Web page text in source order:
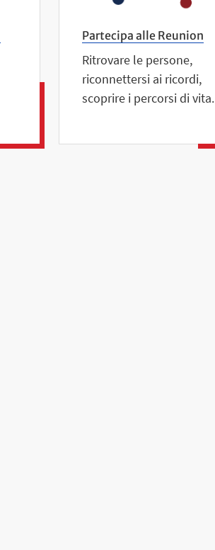
Partecipa alle Reunion
Ritrovare le persone,
riconnettersi ai ricordi,
scoprire i percorsi di vita.